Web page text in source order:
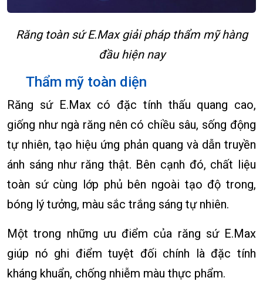
Răng toàn sứ E.Max giải pháp thẩm mỹ hàng
đầu hiện nay
Thẩm mỹ toàn diện
Răng sứ E.Max có đặc tính thấu quang cao,
giống như ngà răng nên có chiều sâu, sống động
tự nhiên, tạo hiệu ứng phản quang và dẫn truyền
ánh sáng như răng thật. Bên cạnh đó, chất liệu
toàn sứ cùng lớp phủ bên ngoài tạo độ trong,
bóng lý tưởng, màu sắc trắng sáng tự nhiên.
Một trong những ưu điểm của răng sứ E.Max
giúp nó ghi điểm tuyệt đối chính là đặc tính
kháng khuẩn, chống nhiễm màu thực phẩm.